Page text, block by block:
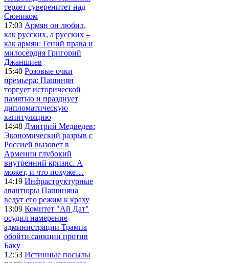
теряет суверенитет над
Сюником
17:03 Армян он любил,
как русских, а русских –
как армян: Гений права и
милосердия Григорий
Джаншиев
15:40 Розовые очки
премьера: Пашинян
торгует исторической
памятью и празднует
дипломатическую
капитуляцию
14:48 Дмитрий Медведев:
Экономический разрыв с
Россией вызовет в
Армении глубокий
внутренний кризис. А
может, и что похуже…
14:19 Инфраструктурные
авантюры Пашиняна
ведут его режим к краху
13:09 Комитет "Ай Дат"
осудил намерение
администрации Трампа
обойти санкции против
Баку
12:53 Истинные посылы